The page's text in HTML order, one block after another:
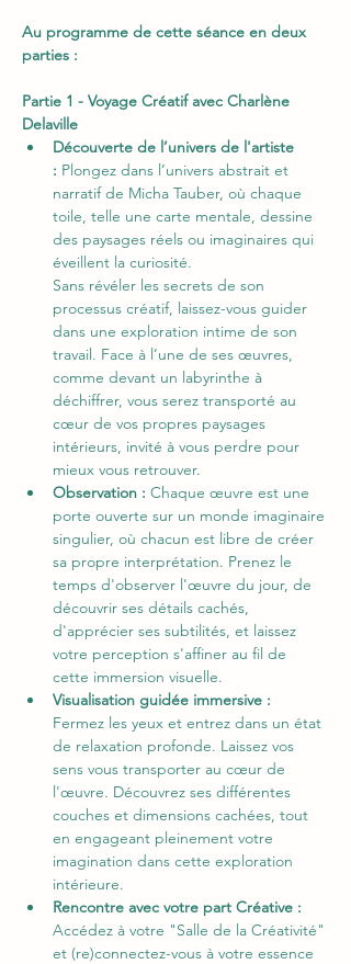
Au programme de cette séance en deux
parties :
Partie 1 - Voyage Créatif avec Charlène
Delaville
Découverte de l’univers de l'artiste
: Plongez dans l’univers abstrait et
narratif de Micha Tauber, où chaque
toile, telle une carte mentale, dessine
des paysages réels ou imaginaires qui
éveillent la curiosité.
Sans révéler les secrets de son
processus créatif, laissez-vous guider
dans une exploration intime de son
travail. Face à l’une de ses œuvres,
comme devant un labyrinthe à
déchiffrer, vous serez transporté au
cœur de vos propres paysages
intérieurs, invité à vous perdre pour
mieux vous retrouver.
Observation : Chaque œuvre est une
porte ouverte sur un monde imaginaire
singulier, où chacun est libre de créer
sa propre interprétation. Prenez le
temps d'observer l'œuvre du jour, de
découvrir ses détails cachés,
d'apprécier ses subtilités, et laissez
votre perception s'affiner au fil de
cette immersion visuelle.
Visualisation guidée immersive :
Fermez les yeux et entrez dans un état
de relaxation profonde. Laissez vos
sens vous transporter au cœur de
l'œuvre. Découvrez ses différentes
couches et dimensions cachées, tout
en engageant pleinement votre
imagination dans cette exploration
intérieure.
Rencontre avec votre part Créative :
Accédez à votre "Salle de la Créativité"
et (re)connectez-vous à votre essence